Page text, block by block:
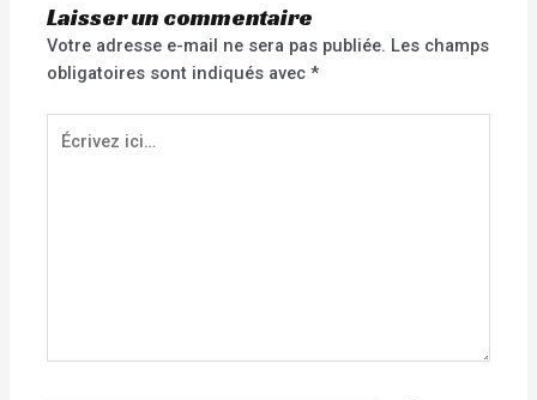
Laisser un commentaire
Votre adresse e-mail ne sera pas publiée. Les champs
obligatoires sont indiqués avec*
ici…